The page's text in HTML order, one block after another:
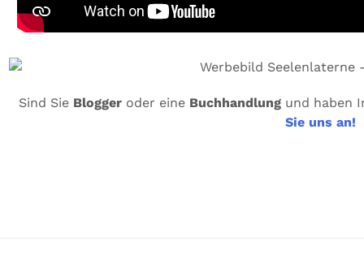
Sind Sie Bloggeroder eine Buchhandlungund haben
Sie uns an!